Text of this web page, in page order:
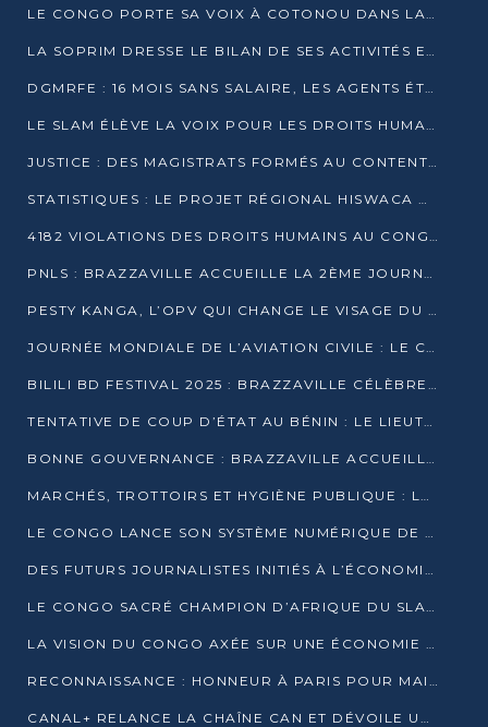
LE CONGO PORTE SA VOIX À COTONOU DANS LA LUTTE CONTRE LA TUBERCULOSE
LA SOPRIM DRESSE LE BILAN DE SES ACTIVITÉS ET FIXE DE NOUVELLES PRIORITÉS
DGMRFE : 16 MOIS SANS SALAIRE, LES AGENTS ÉTOUFFENT DANS LE SILENCE
LE SLAM ÉLÈVE LA VOIX POUR LES DROITS HUMAINS À BRAZZAVILLE
JUSTICE : DES MAGISTRATS FORMÉS AU CONTENTIEUX DE LA PROPRIÉTÉ INTELLECTUELLE
STATISTIQUES : LE PROJET RÉGIONAL HISWACA OFFICIELLEMENT LANCÉ AU CONGO
4182 VIOLATIONS DES DROITS HUMAINS AU CONGO EN 2025 SELON LE CAD
PNLS : BRAZZAVILLE ACCUEILLE LA 2ÈME JOURNÉE SCIENTIFIQUE SUR LE VIH/SIDA
PESTY KANGA, L’OPV QUI CHANGE LE VISAGE DU REPORTAGE AU CONGO
JOURNÉE MONDIALE DE L’AVIATION CIVILE : LE CONGO MISE SUR L’INNOVATION ET LA SÉCURITÉ
BILILI BD FESTIVAL 2025 : BRAZZAVILLE CÉLÈBRE DIX ANS DE CRÉATION GRAPHIQUE AFRICAINE
TENTATIVE DE COUP D’ÉTAT AU BÉNIN : LE LIEUTENANT-COLONEL TIGRI S’AUTOPROCLAME CHEF D’UN COMITÉ MILITAIRE
BONNE GOUVERNANCE : BRAZZAVILLE ACCUEILLE LES PREMIÈRES JOURNÉES CONGOLAISES DE L’ÉVALUATION
MARCHÉS, TROTTOIRS ET HYGIÈNE PUBLIQUE : LE GOUVERNEMENT DURCIT LE TON
LE CONGO LANCE SON SYSTÈME NUMÉRIQUE DE VÉRIFICATION DU BOIS
DES FUTURS JOURNALISTES INITIÉS À L’ÉCONOMIE BLEUE DURABLE
LE CONGO SACRÉ CHAMPION D’AFRIQUE DU SLAM 2025
LA VISION DU CONGO AXÉE SUR UNE ÉCONOMIE BAS CARBONE AU RENDEZ-VOUS DE MONACO 2025
RECONNAISSANCE : HONNEUR À PARIS POUR MAIXENT RAOUL OMINGA
CANAL+ RELANCE LA CHAÎNE CAN ET DÉVOILE UNE OFFRE EXCEPTIONNELLE POUR DÉCEMBRE